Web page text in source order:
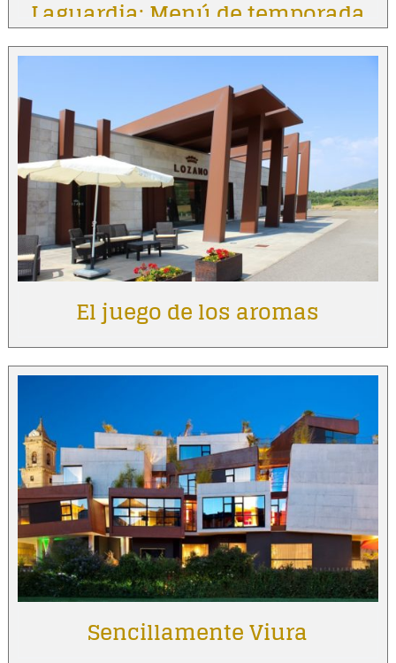
Laguardia: Menú de temporada
El juego de los aromas
Sencillamente Viura